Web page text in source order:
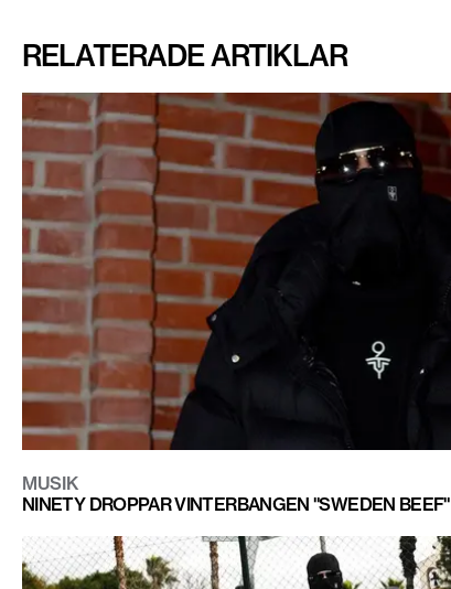
RELATERADE ARTIKLAR
MUSIK
NINETY DROPPAR VINTERBANGEN "SWEDEN BEEF"